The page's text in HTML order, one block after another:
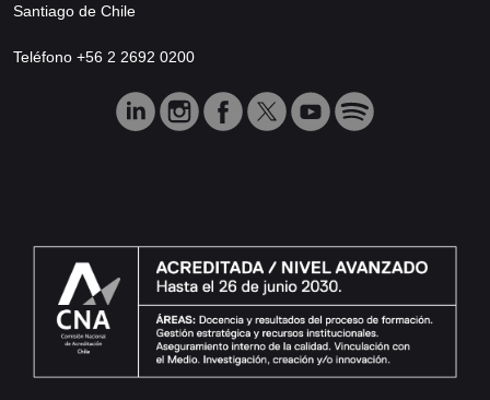
Santiago de Chile
Teléfono +56 2 2692 0200